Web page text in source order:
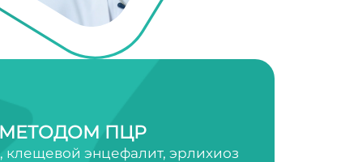
ПЦР
энцефалит, эрлихиоз